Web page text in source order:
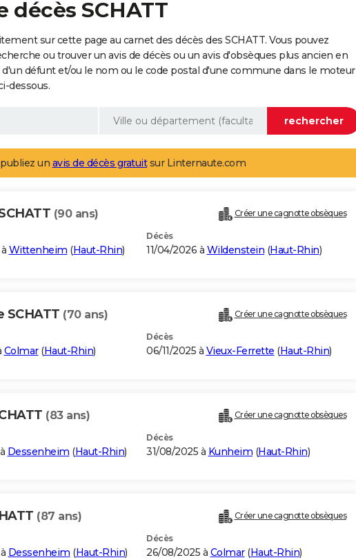
décès SCHATT
sur cette page au carnet des décès des SCHATT. Vous pouvez
ou trouver un avis de décès ou un avis d'obsèques plus ancien en
défunt et/ou le nom ou le code postal d'une commune dans le moteur
dessous.
publiez un avis de décès gratuitsur Linternaute.com
(90 ans) Créer une cagnotte obsèques
Wittenheim (Haut-Rhin)
Décès
11/04/2026 à Wildenstein (Haut-Rhin)
SCHATT (70 ans) Créer une cagnotte obsèques
Colmar(Haut-Rhin)
Décès
06/11/2025 à Vieux-Ferrette (Haut-Rhin)
(83 ans) Créer une cagnotte obsèques
Dessenheim (Haut-Rhin)
Décès
31/08/2025 à Kunheim (Haut-Rhin)
(87 ans) Créer une cagnotte obsèques
Dessenheim (Haut-Rhin)
Décès
26/08/2025 à Colmar(Haut-Rhin)